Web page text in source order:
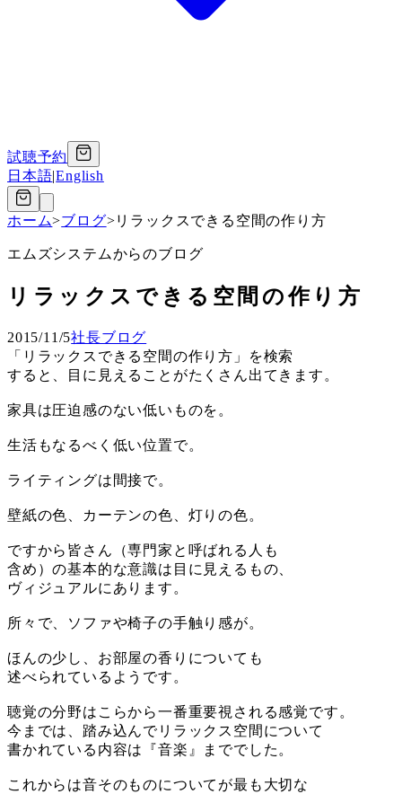
試聴予約
日本語|English
ホーム>ブログ>リラックスできる空間の作り方
エムズシステムからのブログ
リラックスできる空間の作り方
2015/11/5社長ブログ
「リラックスできる空間の作り方」を検索
すると、目に見えることがたくさん出てきます。
家具は圧迫感のない低いものを。
生活もなるべく低い位置で。
ライティングは間接で。
壁紙の色、カーテンの色、灯りの色。
ですから皆さん（専門家と呼ばれる人も
含め）の基本的な意識は目に見えるもの、
ヴィジュアルにあります。
所々で、ソファや椅子の手触り感が。
ほんの少し、お部屋の香りについても
述べられているようです。
聴覚の分野はこらから一番重要視される感覚です。
今までは、踏み込んでリラックス空間について
書かれている内容は『音楽』まででした。
これからは音そのものについてが最も大切な